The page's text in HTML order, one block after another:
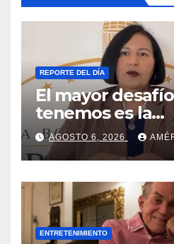
REPORTE DEL DÍA
El mayor
tenemos es la
AGOSTO 6, 2026
ENTRETENIMIENTO